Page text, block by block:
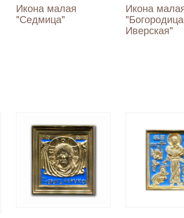
Икона малая
"Седмица"
Икона
"Богородица
Иверская"